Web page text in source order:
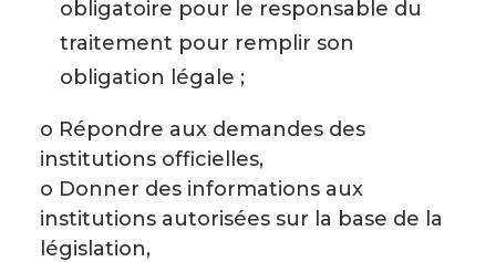
obligatoire pour le responsable du
traitement pour remplir son
obligation légale ;
o Répondre aux demandes des
institutions officielles,
o Donner des informations aux
institutions autorisées sur la base de la
législation,